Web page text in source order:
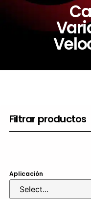
Filtrar productos
Aplicación